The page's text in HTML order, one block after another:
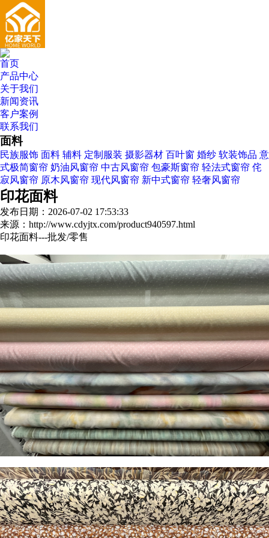
首页
产品中心
关于我们
新闻资讯
客户案例
联系我们
面料
民族服饰 面料 辅料 定制服装 摄影器材 百叶窗 婚纱 软装饰品 意
式极简窗帘 奶油风窗帘 中古风窗帘 包豪斯窗帘 轻法式窗帘 侘
寂风窗帘 原木风窗帘 现代风窗帘 新中式窗帘 轻奢风窗帘
印花面料
发布日期：2026-07-02 17:53:33
来源：http://www.cdyjtx.com/product940597.html
印花面料---批发/零售